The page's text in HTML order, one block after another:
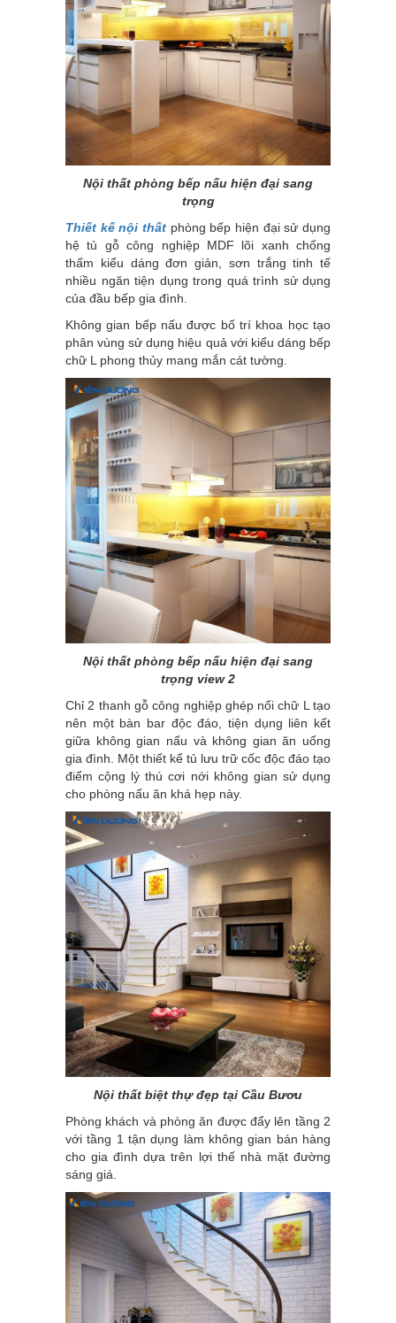
Nội thất phòng bếp nấu hiện đại sang
trọng
Thiết kế nội thất phòng bếp hiện đại sử dụng
hệ tủ gỗ công nghiệp MDF lõi xanh chống
thấm kiểu dáng đơn giản, sơn trắng tinh tế
nhiều ngăn tiện dụng trong quá trình sử dụng
của đầu bếp gia đình.
Không gian bếp nấu được bố trí khoa học tạo
phân vùng sử dụng hiệu quả với kiểu dáng bếp
chữ L phong thủy mang mắn cát tường.
Nội thất phòng bếp nấu hiện đại sang
trọng view 2
Chỉ 2 thanh gỗ công nghiệp ghép nối chữ L tạo
nên một bàn bar độc đáo, tiện dụng liên kết
giữa không gian nấu và không gian ăn uống
gia đình. Một thiết kế tủ lưu trữ cốc độc đáo tạo
điểm cộng lý thú cơi nới không gian sử dụng
cho phòng nấu ăn khá hẹp này.
Nội thất biệt thự đẹp tại Cầu Bươu
Phòng khách và phòng ăn được đẩy lên tầng 2
với tầng 1 tận dụng làm không gian bán hàng
cho gia đình dựa trên lợi thế nhà mặt đường
sáng giá.